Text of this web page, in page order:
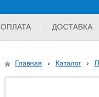
ОПЛАТА ДОСТАВКА
Главная › Каталог ›